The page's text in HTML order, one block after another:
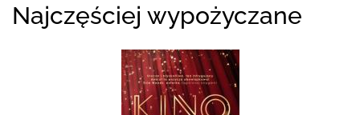
Najczęściej wypożyczane